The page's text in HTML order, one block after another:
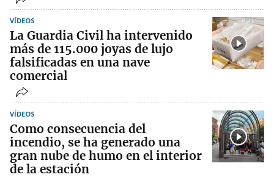
VÍDEOS
La Guardia Civil ha intervenido
más de 115.000 joyas de lujo
falsificadas en una nave
comercial
VÍDEOS
Como consecuencia del
incendio, se ha generado una
gran nube de humo en el interior
de la estación